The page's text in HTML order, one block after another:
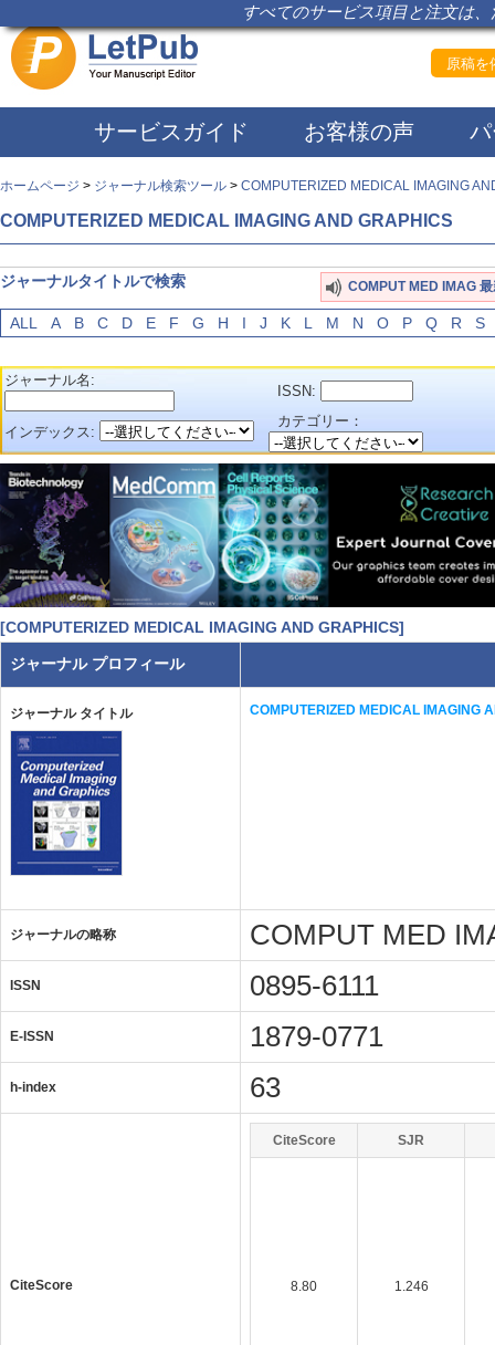
すべてのサービス項目と注文は
原稿を
サービスガイド お客様の声
ホームページ > ジャーナル検索ツール > COMPUTERIZED MEDICAL IMAGING
COMPUTERIZED MEDICAL IMAGING AND GRAPHICS
ジャーナルタイトルで検索 COMPUT MED IMAG
ALL A B C D E F G H I J K L M N O P Q R S
ジャーナル名:
ISSN:
インデックス:
カテゴリー：
[COMPUTERIZED MEDICAL IMAGING AND GRAPHICS]
ジャーナル プロフィール
ジャーナル タイトル COMPUTERIZED MEDICAL IMAGING
ジャーナルの略称 COMPUT MED
ISSN 0895-6111
E-ISSN 1879-0771
h-index 63
CiteScore
CiteScore SJR
8.80 1.246